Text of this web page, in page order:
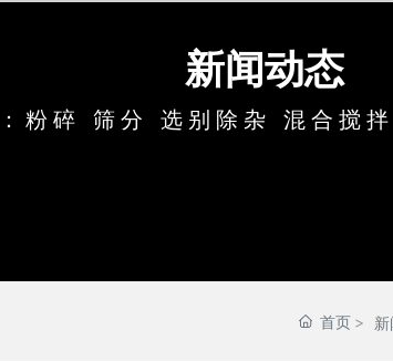
新闻动态
粉碎 筛分 选别除杂 混合搅
首页